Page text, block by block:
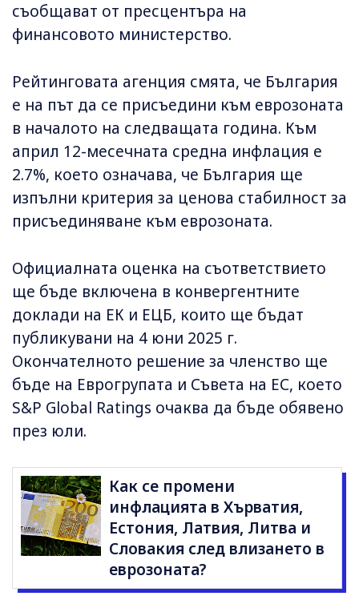
съобщават от пресцентъра на
финансовото министерство.
Рейтинговата агенция смята, че България
е на път да се присъедини към еврозоната
в началото на следващата година. Към
април 12-месечната средна инфлация е
2.7%, което означава, че България ще
изпълни критерия за ценова стабилност за
присъединяване към еврозоната.
Официалната оценка на съответствието
ще бъде включена в конвергентните
доклади на ЕК и ЕЦБ, които ще бъдат
публикувани на 4 юни 2025 г.
Окончателното решение за членство ще
бъде на Еврогрупата и Съвета на ЕС, което
S&P Global Ratings очаква да бъде обявено
през юли.
Как се промени
инфлацията в Хърватия,
Естония, Латвия, Литва и
Словакия след влизането в
еврозоната?